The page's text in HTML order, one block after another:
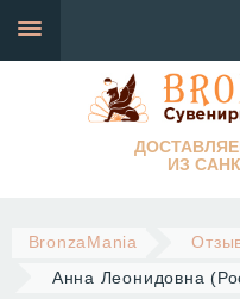
ИЗ
BronzaMania
Анна Леонидовна